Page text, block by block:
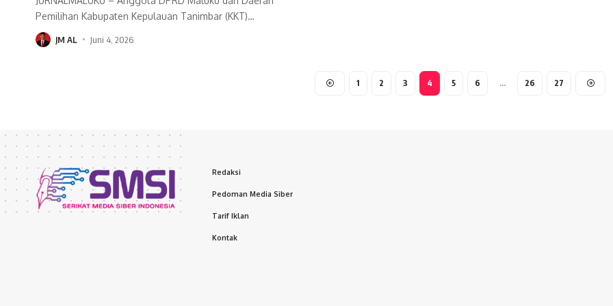
Pemilihan Kabupaten Kepulauan Tanimbar (KKT)…
JM AL Juni 4, 2026
1 2 3 4 5 6 … 26 27
Redaksi
Pedoman Media Siber
Tarif Iklan
Kontak